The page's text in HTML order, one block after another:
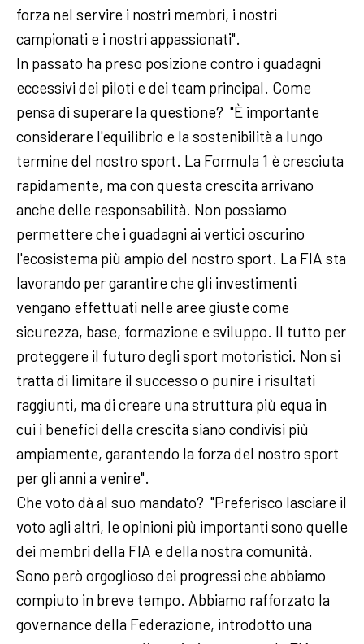
forza nel servire i nostri membri, i nostri
campionati e i nostri appassionati".
In passato ha preso posizione contro i guadagni
eccessivi dei piloti e dei team principal. Come
pensa di superare la questione? "È importante
considerare l'equilibrio e la sostenibilità a lungo
termine del nostro sport. La Formula 1 è cresciuta
rapidamente, ma con questa crescita arrivano
anche delle responsabilità. Non possiamo
permettere che i guadagni ai vertici oscurino
l'ecosistema più ampio del nostro sport. La FIA sta
lavorando per garantire che gli investimenti
vengano effettuati nelle aree giuste come
sicurezza, base, formazione e sviluppo. Il tutto per
proteggere il futuro degli sport motoristici. Non si
tratta di limitare il successo o punire i risultati
raggiunti, ma di creare una struttura più equa in
cui i benefici della crescita siano condivisi più
ampiamente, garantendo la forza del nostro sport
per gli anni a venire".
Che voto dà al suo mandato? "Preferisco lasciare il
voto agli altri, le opinioni più importanti sono quelle
dei membri della FIA e della nostra comunità.
Sono però orgoglioso dei progressi che abbiamo
compiuto in breve tempo. Abbiamo rafforzato la
governance della Federazione, introdotto una